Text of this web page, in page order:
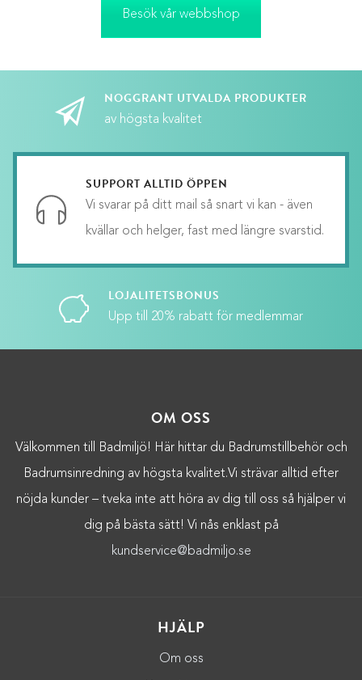
Besök vår webbshop
NOGGRANT UTVALDA PRODUKTER
av högsta kvalitet
SUPPORT ALLTID ÖPPEN
Vi svarar på ditt mail så snart vi kan - även
kvällar och helger, fast med längre svarstid.
LOJALITETSBONUS
Upp till 20% rabatt för medlemmar
OM OSS
Välkommen till Badmiljö! Här hittar du Badrumstillbehör och
Badrumsinredning av högsta kvalitet.Vi strävar alltid efter
nöjda kunder – tveka inte att höra av dig till oss så hjälper vi
dig på bästa sätt! Vi nås enklast på
kundservice@badmiljo.se
HJÄLP
Om oss